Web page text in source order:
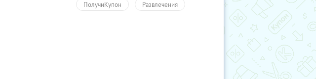
ПолучиКупон Развлечения